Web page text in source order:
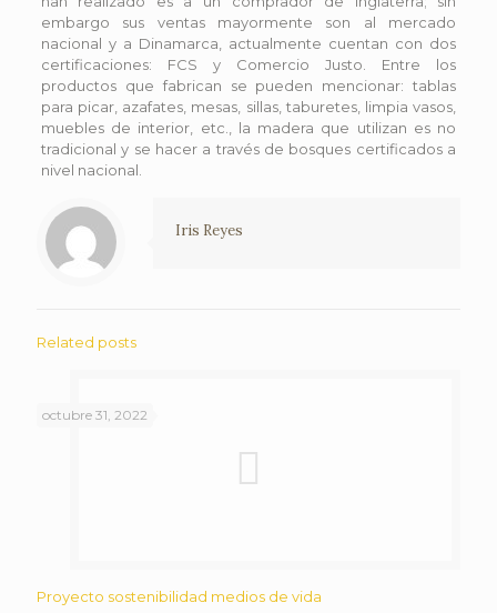
embargo sus ventas mayormente son al mercado
nacional y a Dinamarca, actualmente cuentan con dos
certificaciones: FCS y Comercio Justo. Entre los
productos que fabrican se pueden mencionar: tablas
para picar, azafates, mesas, sillas, taburetes, limpia vasos,
muebles de interior, etc., la madera que utilizan es no
tradicional y se hacer a través de bosques certificados a
nivel nacional.
Iris Reyes
Related posts
octubre 31, 2022
Proyecto sostenibilidad medios de vida